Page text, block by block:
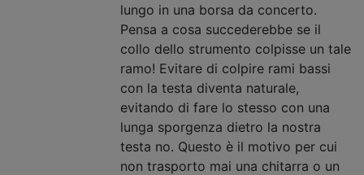
lungo in una borsa da concerto.
Pensa a cosa succederebbe se il
collo dello strumento colpisse un tale
ramo! Evitare di colpire rami bassi
con la testa diventa naturale,
evitando di fare lo stesso con una
lunga sporgenza dietro la nostra
testa no. Questo è il motivo per cui
non trasporto mai una chitarra o un